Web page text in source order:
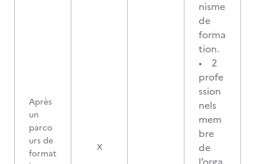
Après
un
parco
urs de
format
X
nisme
de
forma
tion.
• 2
profe
ssion
nels
mem
bre
de